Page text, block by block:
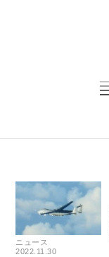
ニュース
2022.11.30